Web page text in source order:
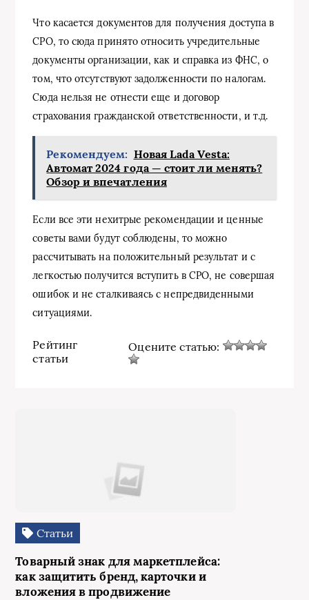
Что касается документов для получения доступа в
СРО, то сюда принято относить учредительные
документы организации, как и справка из ФНС, о
том, что отсутствуют задолженности по налогам.
Сюда нельзя не отнести еще и договор
страхования гражданской ответственности, и т.д.
Рекомендуем: Новая Lada Vesta:
Автомат 2024 года — стоит ли менять?
Обзор и впечатления
Если все эти нехитрые рекомендации и ценные
советы вами будут соблюдены, то можно
рассчитывать на положительный результат и с
легкостью получится вступить в СРО, не совершая
ошибок и не сталкиваясь с непредвиденными
ситуациями.
Рейтинг
статьи
Оцените статью:
Статьи
Товарный знак для маркетплейса:
как защитить бренд, карточки и
вложения в продвижение